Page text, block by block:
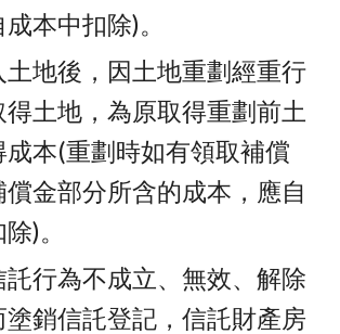
本中扣除)。
土地後，因土地重劃經重行
土地，為原取得重劃前土
成本(重劃時如有領取補償
金部分所含的成本，應自
)。
託行為不成立、無效、解除
塗銷信託登記，信託財產房